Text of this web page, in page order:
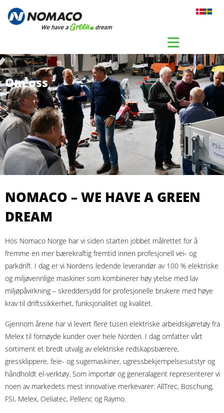
Gå til indhold
Om oss
NOMACO – WE HAVE A GREEN
DREAM
Hos Nomaco Norge har vi siden starten jobbet målrettet for å
fremme en mer bærekraftig fremtid innen profesjonell vei- og
parkdrift. I dag er vi Nordens ledende leverandør av 100 % elektriske
og miljøvennlige maskiner som kombinerer høy ytelse med lav
miljøpåvirkning – skreddersydd for profesjonelle brukere med høye
krav til driftssikkerhet, funksjonalitet og kvalitet.
Gjennom årene har vi levert flere tusen elektriske arbeidskjøretøy fra
Melex til fornøyde kunder over hele Norden. I dag omfatter vårt
sortiment et bredt utvalg av elektriske redskapsbærere,
gressklippere, feie- og sugemaskiner, ugressbekjempelsesutstyr og
håndholdt el-verktøy. Som importør og generalagent representerer vi
noen av markedets mest innovative merkevarer: AllTrec, Boschung,
FSI, Melex, Oeliatec, Pellenc og Raymo.